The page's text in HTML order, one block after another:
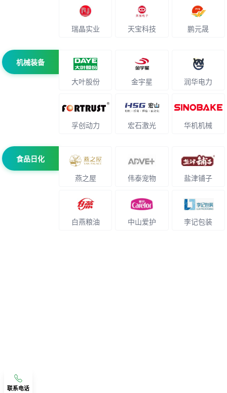
瑞晶实业 天宝科技 鹏元晟
机械装备
大叶股份 金宇星 润华电力
孚创动力 宏石激光 华机机械
食品日化
燕之屋 伟泰宠物 盐津铺子
白燕粮油 中山爱护 李记包装
联系电话